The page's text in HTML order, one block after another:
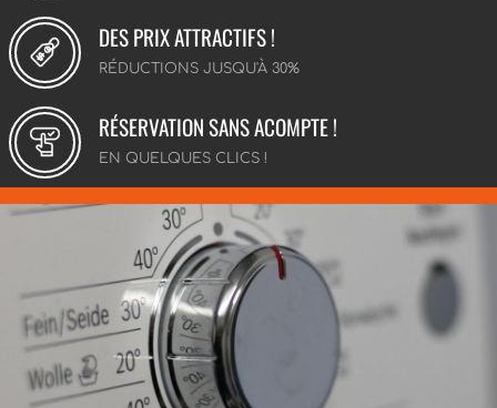
DES PRIX ATTRACTIFS !
RÉDUCTIONS JUSQU'À 30%
RÉSERVATION SANS ACOMPTE !
EN QUELQUES CLICS !